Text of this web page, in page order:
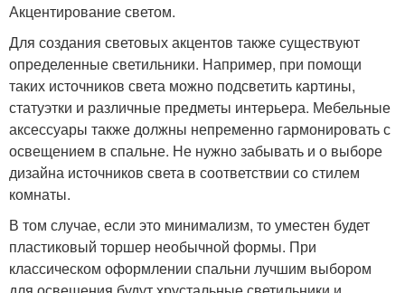
Акцентирование светом.
Для создания световых акцентов также существуют
определенные светильники. Например, при помощи
таких источников света можно подсветить картины,
статуэтки и различные предметы интерьера. Мебельные
аксессуары также должны непременно гармонировать с
освещением в спальне. Не нужно забывать и о выборе
дизайна источников света в соответствии со стилем
комнаты.
В том случае, если это минимализм, то уместен будет
пластиковый торшер необычной формы. При
классическом оформлении спальни лучшим выбором